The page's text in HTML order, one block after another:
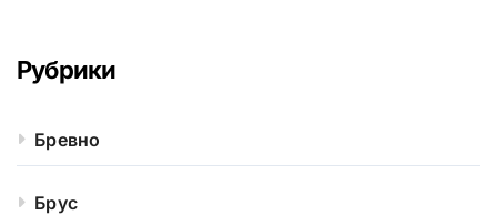
Рубрики
Бревно
Брус